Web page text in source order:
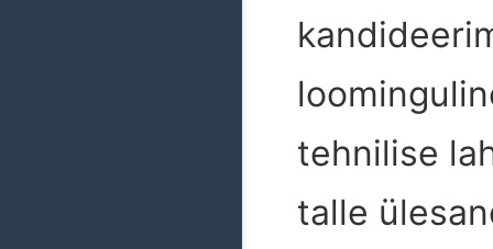
tehnilise
talle